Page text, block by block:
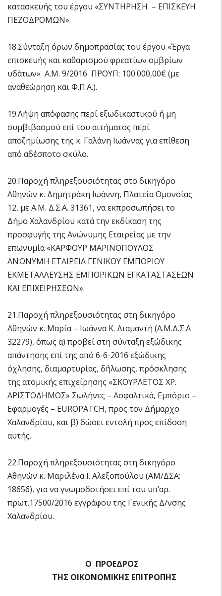
κατασκευής του έργου «ΣΥΝΤΗΡΗΣΗ – ΕΠΙΣΚΕΥΗ
ΠΕΖΟΔΡΟΜΩΝ».
18.Σύνταξη όρων δημοπρασίας του έργου «Έργα
επισκευής και καθαρισμού φρεατίων ομβρίων
υδάτων» Α.Μ. 9/2016 ΠΡΟΥΠ: 100.000,00€ (με
αναθεώρηση και Φ.Π.Α.).
19.Λήψη απόφασης περί εξωδικαστικού ή μη
συμβιβασμού επί του αιτήματος περί
αποζημίωσης της κ. Γαλάνη Ιωάννας για επίθεση
από αδέσποτο σκύλο.
20.Παροχή πληρεξουσιότητας στο δικηγόρο
Αθηνών κ. Δημητράκη Ιωάννη, Πλατεία Ομονοίας
12, με Α.Μ. Δ.Σ.Α. 31361, να εκπροσωπήσει το
Δήμο Χαλανδρίου κατά την εκδίκαση της
προσφυγής της Ανώνυμης Εταιρείας με την
επωνυμία «ΚΑΡΦΟΥΡ ΜΑΡΙΝΟΠΟΥΛΟΣ
ΑΝΩΝΥΜΗ ΕΤΑΙΡΕΙΑ ΓΕΝΙΚΟΥ ΕΜΠΟΡΙΟΥ
ΕΚΜΕΤΑΛΛΕΥΣΗΣ ΕΜΠΟΡΙΚΩΝ ΕΓΚΑΤΑΣΤΑΣΕΩΝ
ΚΑΙ ΕΠΙΧΕΙΡΗΣΕΩΝ».
21.Παροχή πληρεξουσιότητας στη δικηγόρο
Αθηνών κ. Μαρία – Ιωάννα Κ. Διαμαντή (Α.Μ.Δ.Σ.Α
32279), όπως α) προβεί στη σύνταξη εξώδικης
απάντησης επί της από 6-6-2016 εξώδικης
όχλησης, διαμαρτυρίας, δήλωσης, πρόσκλησης
της ατομικής επιχείρησης «ΣΚΟΥΡΛΕΤΟΣ ΧΡ.
ΑΡΙΣΤΟΔΗΜΟΣ» Σωλήνες – Ασφαλτικά, Εμπόριο –
Εφαρμογές – EUROPATCH, προς τον Δήμαρχο
Χαλανδρίου, και β) δώσει εντολή προς επίδοση
αυτής.
22.Παροχή πληρεξουσιότητας στη δικηγόρο
Αθηνών κ. Μαριλένα Ι. Αλεξοπούλου (ΑΜ/ΔΣΑ:
18656), για να γνωμοδοτήσει επί του υπ’αρ.
πρωτ.17500/2016 εγγράφου της Γενικής Δ/νσης
Χαλανδρίου.
Ο ΠΡΟΕΔΡΟΣ
ΤΗΣ ΟΙΚΟΝΟΜΙΚΗΣ ΕΠΙΤΡΟΠΗΣ